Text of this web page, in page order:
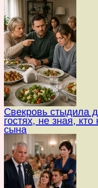
Свекровь стыдила
гостях, не зная,
сына